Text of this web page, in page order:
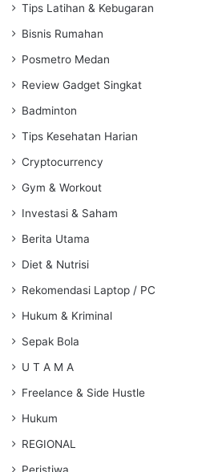
Tips Latihan & Kebugaran
Bisnis Rumahan
Posmetro Medan
Review Gadget Singkat
Badminton
Tips Kesehatan Harian
Cryptocurrency
Gym & Workout
Investasi & Saham
Berita Utama
Diet & Nutrisi
Rekomendasi Laptop / PC
Hukum & Kriminal
Sepak Bola
U T A M A
Freelance & Side Hustle
Hukum
REGIONAL